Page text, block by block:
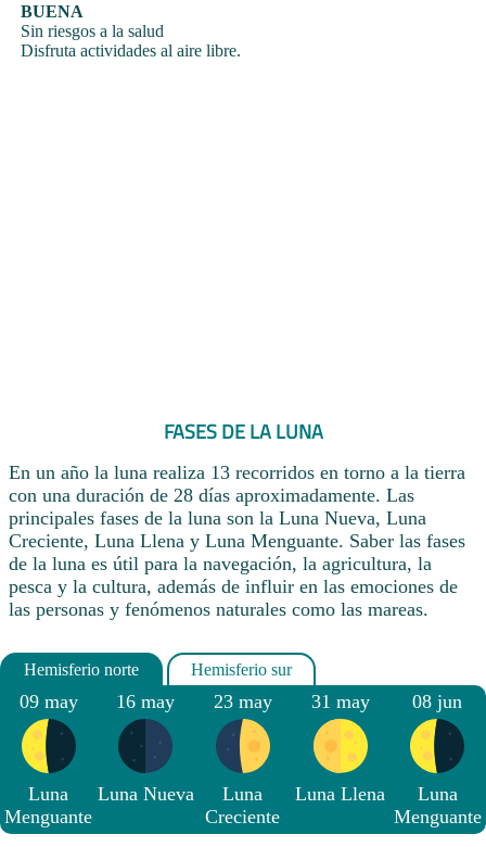
BUENA
Sin riesgos a la salud
Disfruta actividades al aire libre.
FASES DE LA LUNA
En un año la luna realiza 13 recorridos en torno a la tierra
con una duración de 28 días aproximadamente. Las
principales fases de la luna son la Luna Nueva, Luna
Creciente, Luna Llena y Luna Menguante. Saber las fases
de la luna es útil para la navegación, la agricultura, la
pesca y la cultura, además de influir en las emociones de
las personas y fenómenos naturales como las mareas.
09 may
Luna
Menguante
16 may
Luna Nueva
23 may
Luna
Creciente
31 may
Luna Llena
08 jun
Luna
Menguante